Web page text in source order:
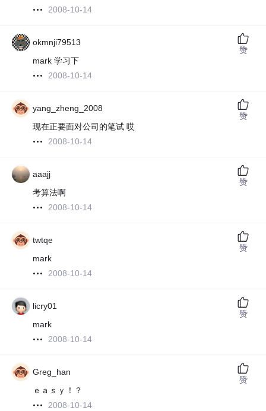
2008-10-14
okmnji79513
mark 学习下
2008-10-14
赞
yang_zheng_2008
现在正要面对公司的笔试 哎
2008-10-14
赞
aaajj
考算法啊
2008-10-14
赞
twtqe
mark
2008-10-14
赞
licry01
mark
2008-10-14
赞
Greg_han
ｅａｓｙ！？
2008-10-14
赞